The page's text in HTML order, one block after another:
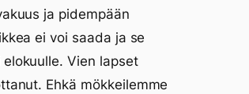
ja pidempään
ei voi saada ja se
Vien lapset
Ehkä mökkeilemme